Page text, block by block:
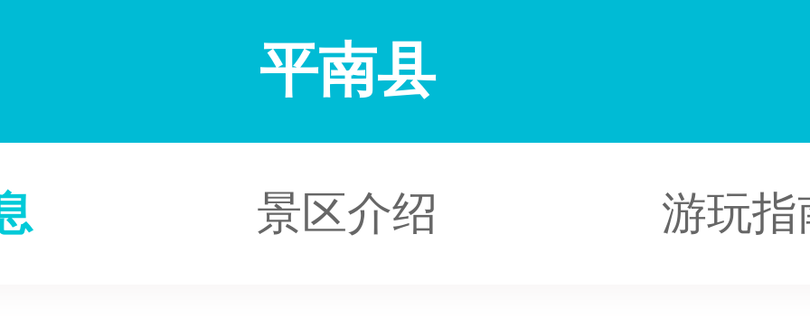
平南县
景区介绍 游玩指